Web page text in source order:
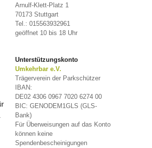
Arnulf-Klett-Platz 1
70173 Stuttgart
Tel.: 015563932961
geöffnet 10 bis 18 Uhr
Unterstützungskonto
Umkehrbar e.V.
Trägerverein der Parkschützer
IBAN:
DE02 4306 0967 7020 6274 00
BIC: GENODEM1GLS (GLS-
Bank)
Für Überweisungen auf das Konto
können keine
Spendenbescheinigungen